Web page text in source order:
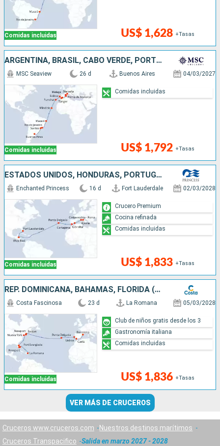
Comidas incluidas US$ 1,628 +Tasas
ARGENTINA, BRASIL, CABO VERDE, PORTUGAL, MARRUECOS, ESPAÑA, FRANCIA
Comidas incluidas
MSC Seaview 26 d Buenos Aires 04/03/2027
US$ 1,792 +Tasas
Comidas incluidas
ESTADOS UNIDOS, HONDURAS, PORTUGAL, ESPAÑA, FRANCIA, ITALIA
Comidas incluidas
Enchanted Princess 16 d Fort Lauderdale 02/03/2028
US$ 1,833 +Tasas
Crucero Premium
Cocina refinada
Comidas incluidas
REP. DOMINICANA, BAHAMAS, FLORIDA (USA), ESTADOS UNIDOS, AZORES, PORTUGAL, ESPAÑA
Comidas incluidas
Costa Fascinosa 23 d La Romana 05/03/2028
US$ 1,836 +Tasas
Club de niños gratis desde los 3
Gastronomía italiana
Comidas incluidas
VER MÁS DE CRUCEROS
Cruceros www.cruceros.com
Nuestros destinos marítimos
Cruceros Transpacifico
Salida en marzo 2027 - 2028